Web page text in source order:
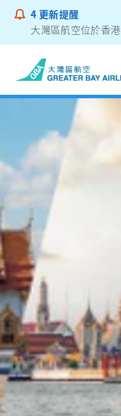
4 更新提醒